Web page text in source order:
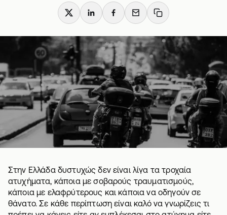
X LinkedInFacebook
Email Copy link
Στην Ελλάδα δυστυχώς δεν είναι λίγα τα τροχαία
ατυχήματα, κάποια με σοβαρούς τραυματισμούς,
κάποια με ελαφρύτερους και κάποια να οδηγούν σε
θάνατο. Σε κάθε περίπτωση είναι καλό να γνωρίζεις τι